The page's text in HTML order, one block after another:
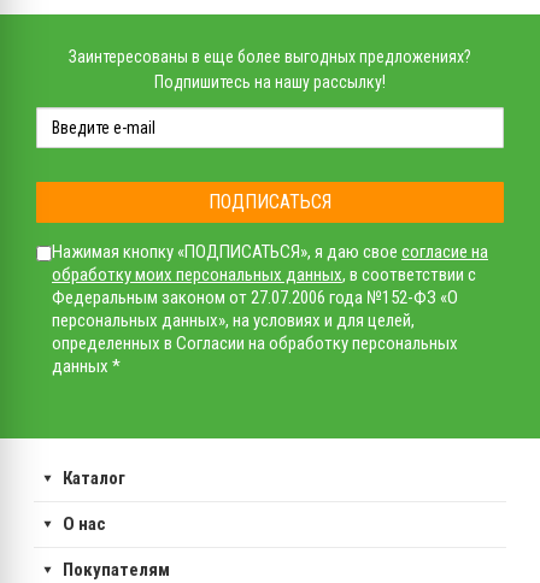
Заинтересованы в еще более выгодных предложениях?
Подпишитесь на нашу рассылку!
ПОДПИСАТЬСЯ
Нажимая кнопку «ПОДПИСАТЬСЯ», я даю свое согласие на
обработку моих персональных данных, в соответствии с
Федеральным законом от 27.07.2006 года №152-ФЗ «О
персональных данных», на условиях и для целей,
определенных в Согласии на обработку персональных
данных *
Каталог
О нас
Покупателям